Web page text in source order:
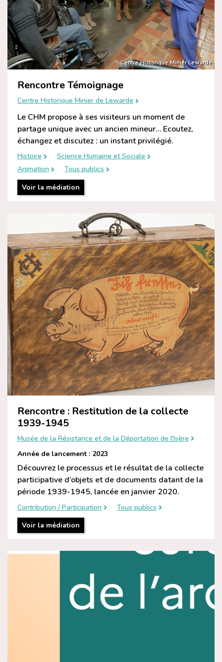
Centre Historique Minier Lewarde
Rencontre Témoignage
Centre Historique Minier de Lewarde
Le CHM propose à ses visiteurs un moment de
partage unique avec un ancien mineur… Ecoutez,
échangez et discutez : un instant privilégié.
Histoire
Science Humaine et Sociale
Animation
Tous publics
Voir la médiation
Rencontre : Restitution de la collecte
1939-1945
Musée de la Résistance et de la Déportation de l'Isère
Année de lancement : 2023
Découvrez le processus et le résultat de la collecte
participative d’objets et de documents datant de la
période 1939-1945, lancée en janvier 2020.
Contribution / Participation
Tous publics
Voir la médiation